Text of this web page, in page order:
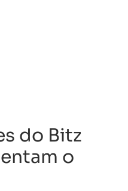
do Bitz
o